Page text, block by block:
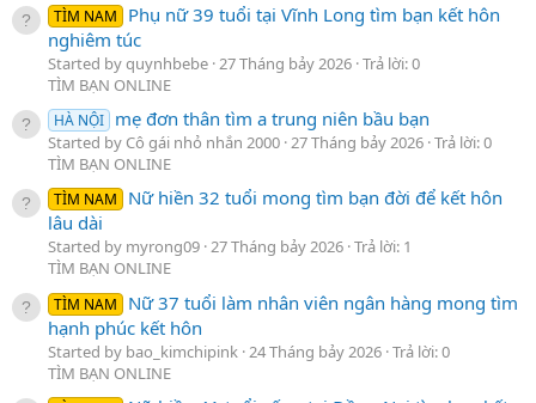
TÌM NAM
Phụ nữ 39 tuổi tại Vĩnh Long tìm bạn kết hôn
nghiêm túc
Started by quynhbebe 27 Tháng bảy 2026 Trả lời: 0
TÌM BẠN ONLINE
HÀ NỘI mẹ đơn thân tìm a trung niên bầu bạn
Started by Cô gái nhỏ nhắn 2000 27 Tháng bảy 2026 Trả lời: 0
TÌM BẠN ONLINE
TÌM NAM
Nữ hiền 32 tuổi mong tìm bạn đời để kết hôn
lâu dài
Started by myrong09 27 Tháng bảy 2026 Trả lời: 1
TÌM BẠN ONLINE
TÌM NAM
Nữ 37 tuổi làm nhân viên ngân hàng mong tìm
hạnh phúc kết hôn
Started by bao_kimchipink 24 Tháng bảy 2026 Trả lời: 0
TÌM BẠN ONLINE